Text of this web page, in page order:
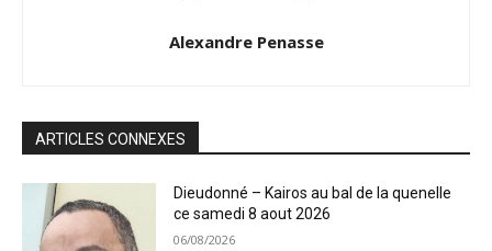
Alexandre Penasse
ARTICLES CONNEXES
Dieudonné – Kairos au bal de la quenelle
ce samedi 8 aout 2026
06/08/2026